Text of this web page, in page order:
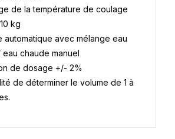
de la température de coulage
kg
automatique avec mélange eau
chaude manuel
de dosage +/- 2%
de déterminer le volume de 1 à